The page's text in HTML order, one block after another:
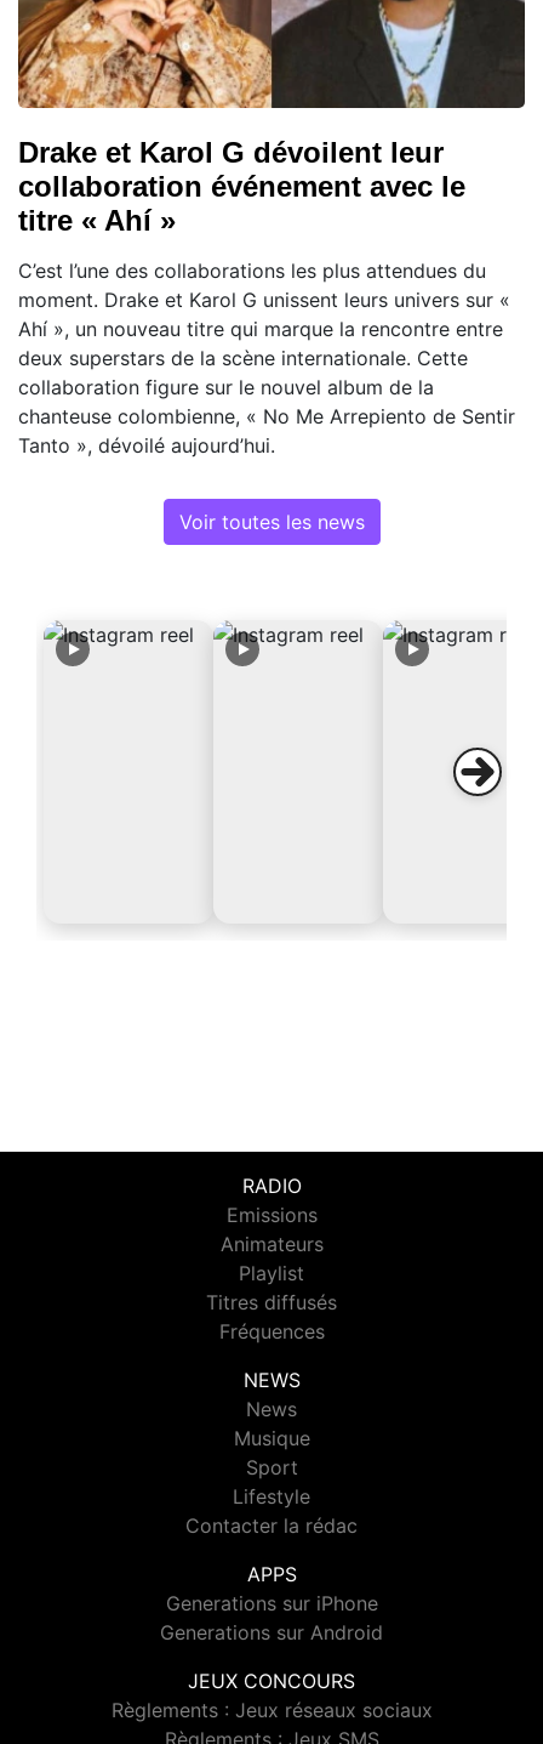
Drake et Karol G dévoilent leur
collaboration événement avec le
titre « Ahí »
C’est l’une des collaborations les plus attendues du
moment. Drake et Karol G unissent leurs univers sur «
Ahí », un nouveau titre qui marque la rencontre entre
deux superstars de la scène internationale. Cette
collaboration figure sur le nouvel album de la
chanteuse colombienne, « No Me Arrepiento de Sentir
Tanto », dévoilé aujourd’hui.
Voir toutes les news
RADIO
Emissions
Animateurs
Playlist
Titres diffusés
Fréquences
NEWS
News
Musique
Sport
Lifestyle
Contacter la rédac
APPS
Generations sur iPhone
Generations sur Android
JEUX CONCOURS
Règlements : Jeux réseaux sociaux